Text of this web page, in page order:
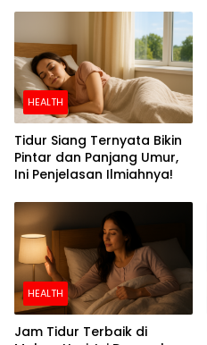
HEALTH
Tidur Siang Ternyata Bikin
Pintar dan Panjang Umur,
Ini Penjelasan Ilmiahnya!
HEALTH
Jam Tidur Terbaik di